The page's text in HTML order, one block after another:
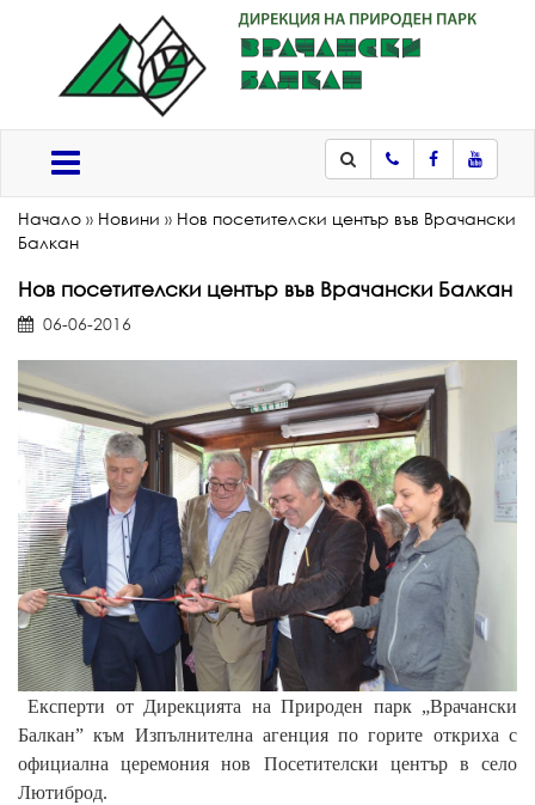
ТелефонFacebook
Начало » Новини » Нов посетителски център във Врачански
Балкан
Нов посетителски център във Врачански Балкан
06-06-2016
Експерти от Дирекцията на Природен парк „Врачански
Балкан” към Изпълнителна агенция по горите откриха с
официална церемония нов Посетителски център в сeло
Лютиброд.